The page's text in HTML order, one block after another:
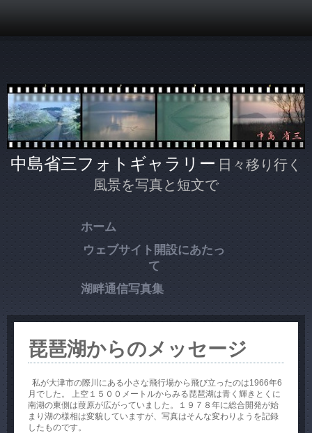
中島省三フォトギャラリー 日々移り行く
風景を写真と短文で
ホーム
ウェブサイト開設にあたっ
て
湖畔通信写真集
琵琶湖からのメッセージ
私が大津市の際川にある小さな飛行場から飛び立ったのは1966年6
月でした。 上空１５００メートルからみる琵琶湖は青く輝きとくに
南湖の東側は葭原が広がっていました。１９７８年に総合開発が始
まり湖の様相は変貌していますが、写真はそんな変わりようを記録
したものです。